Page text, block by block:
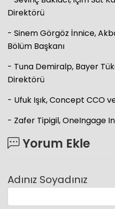
Direktörü
- Sinem Görgöz İnnice,
Bölüm Başkanı
- Tuna Demiralp, Bayer
Direktörü
- Ufuk Işık, Concept CCO
- Zafer Tipigil, OneIngage
Yorum Ekle
Adınız Soyadınız